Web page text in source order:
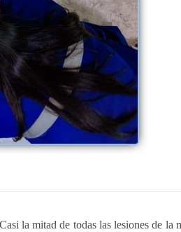
la mitad de todas las lesiones de la